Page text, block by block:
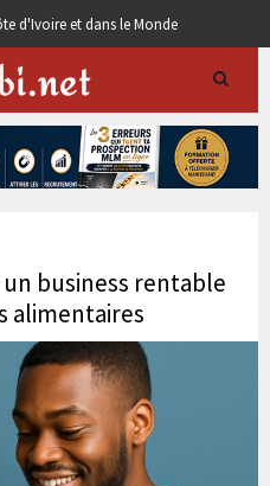
d'Ivoire et dans le Monde
business rentable
alimentaires